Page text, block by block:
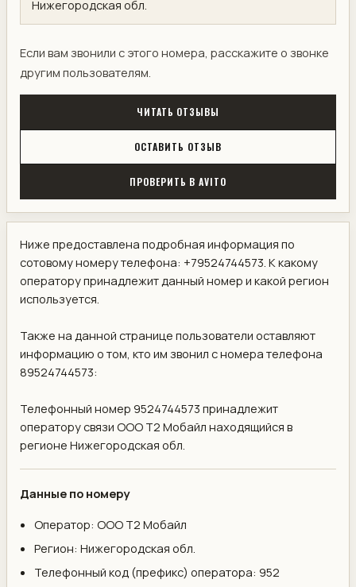
Нижегородская обл.
Если вам звонили с этого номера, расскажите о звонке
другим пользователям.
ЧИТАТЬ ОТЗЫВЫ
ОСТАВИТЬ ОТЗЫВ
ПРОВЕРИТЬ В AVITO
Ниже предоставлена подробная информация по
сотовому номеру телефона: +79524744573. К какому
оператору принадлежит данный номер и какой регион
используется.
Также на данной странице пользователи оставляют
информацию о том, кто им звонил с номера телефона
89524744573:
Телефонный номер 9524744573 принадлежит
оператору связи ООО Т2 Мобайл находящийся в
регионе Нижегородская обл.
Данные по номеру
Оператор: ООО Т2 Мобайл
Регион: Нижегородская обл.
Телефонный код (префикс) оператора: 952